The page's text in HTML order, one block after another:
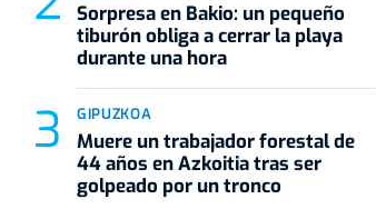
Sorpresa en Bakio: un pequeño
tiburón obliga a cerrar la playa
durante una hora
GIPUZKOA
Muere un trabajador forestal de
44 años en Azkoitia tras ser
golpeado por un tronco